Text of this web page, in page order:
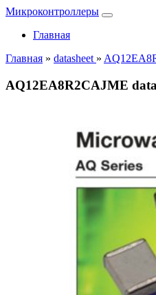
Микроконтроллеры
Главная
Главная » datasheet »
AQ12EA8R2CAJME